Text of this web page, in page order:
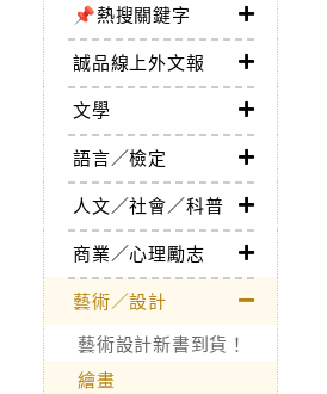
📌熱搜關鍵字
誠品線上外文報
文學
語言／檢定
人文／社會／科普
商業／心理勵志
藝術／設計
藝術設計新書到貨！
繪畫